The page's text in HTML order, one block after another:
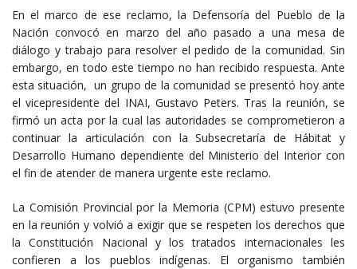
En el marco de ese reclamo, la Defensoría del Pueblo de la
Nación convocó en marzo del año pasado a una mesa de
diálogo y trabajo para resolver el pedido de la comunidad. Sin
embargo, en todo este tiempo no han recibido respuesta. Ante
esta situación, un grupo de la comunidad se presentó hoy ante
el vicepresidente del INAI, Gustavo Peters. Tras la reunión, se
firmó un acta por la cual las autoridades se comprometieron a
continuar la articulación con la Subsecretaría de Hábitat y
Desarrollo Humano dependiente del Ministerio del Interior con
el fin de atender de manera urgente este reclamo.
La Comisión Provincial por la Memoria (CPM) estuvo presente
en la reunión y volvió a exigir que se respeten los derechos que
la Constitución Nacional y los tratados internacionales les
confieren a los pueblos indígenas. El organismo también